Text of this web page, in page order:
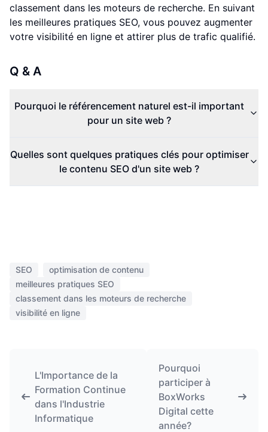
classement dans les moteurs de recherche. En suivant
les meilleures pratiques SEO, vous pouvez augmenter
votre visibilité en ligne et attirer plus de trafic qualifié.
Q & A
Pourquoi le référencement naturel est-il important
pour un site web ?
Quelles sont quelques pratiques clés pour optimiser
le contenu SEO d'un site web ?
SEO
optimisation de contenu
meilleures pratiques SEO
classement dans les moteurs de recherche
visibilité en ligne
L'Importance de la
Formation Continue
dans l'Industrie
Informatique
Pourquoi
participer à
BoxWorks
Digital cette
année?